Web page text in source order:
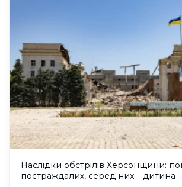
Наслідки обстрілів Херсонщини:
постраждалих, серед них – дитина